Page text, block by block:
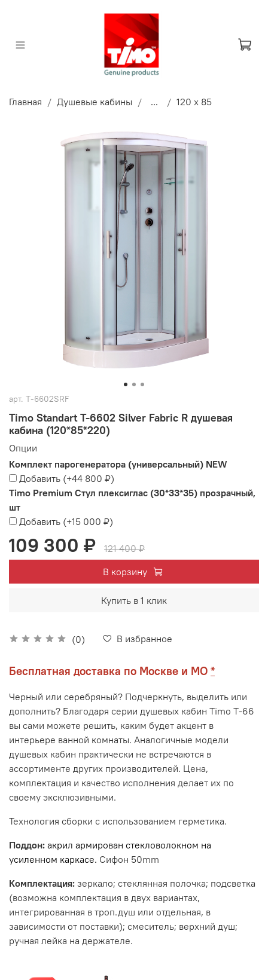
Главная Душевые кабины ... 120 x 85
арт. T-6602SRF
Timo Standart T-6602 Silver Fabric R душевая
кабина (120*85*220)
(0) В избранное
Опции
Комплект парогенератора (универсальный) NEW
Добавить (+44 800 ₽)
Timo Premium Стул плексиглас (30*33*35) прозрачный,
шт
Добавить (+15 000 ₽)
109 300 ₽
121 400 ₽
В корзину
Купить в 1 клик
Бесплатная доставка по Москве и МО *
Черный или серебряный? Подчеркнуть, выделить или
дополнить? Благодаря серии душевых кабин Timo Т-66
вы сами можете решить, каким будет акцент в
интерьере ванной комнаты. Аналогичные модели
душевых кабин практически не встречаются в
ассортименте других производителей. Цена,
комплектация и качество исполнения делает их по
своему эксклюзивными.
Технология сборки с использованием герметика.
Поддон: акрил армирован стекловолокном на
усиленном каркасе. Сифон 50mm
Комплектация: зеркало; стеклянная полочка; подсветка
(возможна комплектация в двух вариантах,
интегрированная в троп.душ или отдельная, в
зависимости от поставки); смеситель; верхний душ;
ручная лейка на держателе.